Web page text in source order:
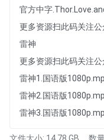
官方中字
更多资源扫此码关注公
雷神
更多资源扫此码关注公
雷神1.国语版
雷神2.国语版
雷神3.国语版